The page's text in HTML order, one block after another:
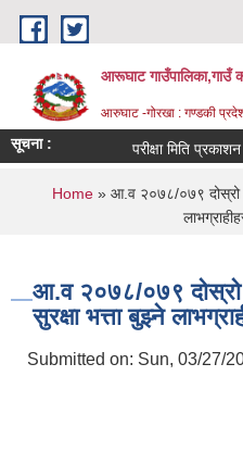
Skip to main content
आरूघाट गाउँपालिका,गाउँ
आरुघाट -गोरखा : गण्डकी
सूचना : परीक्षा मिति प्रकाशन
You are here
Home » आ.व २०७८/०७९ दोस्रो
आ.व २०७८/०७९ दोस्रो
सुरक्षा भत्ता बुझ्ने
Submitted on: Sun, 03/27/